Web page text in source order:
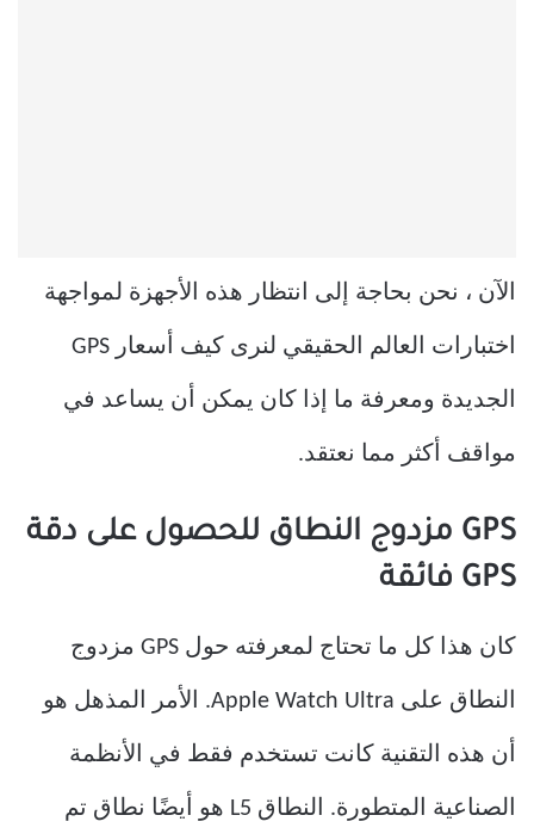
الآن ، نحن بحاجة إلى انتظار هذه الأجهزة لمواجهة
اختبارات العالم الحقيقي لنرى كيف أسعار GPS
الجديدة ومعرفة ما إذا كان يمكن أن يساعد في
مواقف أكثر مما نعتقد.
GPS مزدوج النطاق للحصول على دقة
GPS فائقة
كان هذا كل ما تحتاج لمعرفته حول GPS مزدوج
النطاق على Apple Watch Ultra. الأمر المذهل هو
أن هذه التقنية كانت تستخدم فقط في الأنظمة
الصناعية المتطورة. النطاق L5 هو أيضًا نطاق تم